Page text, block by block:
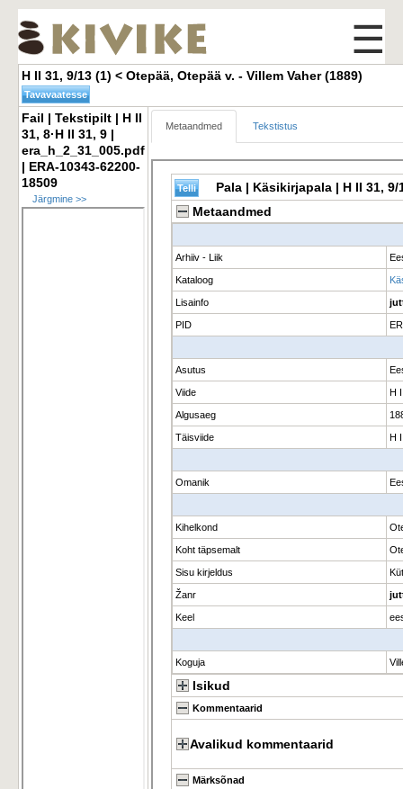
☰
H II 31, 9/13 (1) < Otepää, Otepää v. - Villem Vaher (1889)
Fail | Tekstipilt | H II
31, 8·H II 31, 9 |
era_h_2_31_005.pdf
| ERA-10343-62200-
18509
Järgmine >>
Metaandmed Tekstistus